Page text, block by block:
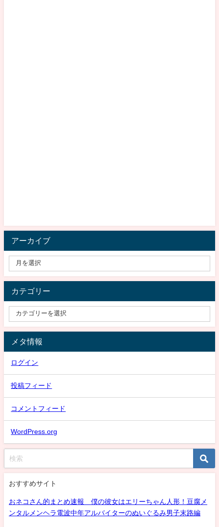
アーカイブ
カテゴリー
メタ情報
ログイン
投稿フィード
コメントフィード
WordPress.org
おすすめサイト
おネコさん的まとめ速報 僕の彼女はエリーちゃん人形！豆腐メ
ンタルメンヘラ電波中年アルバイターのぬいぐるみ男子末路編